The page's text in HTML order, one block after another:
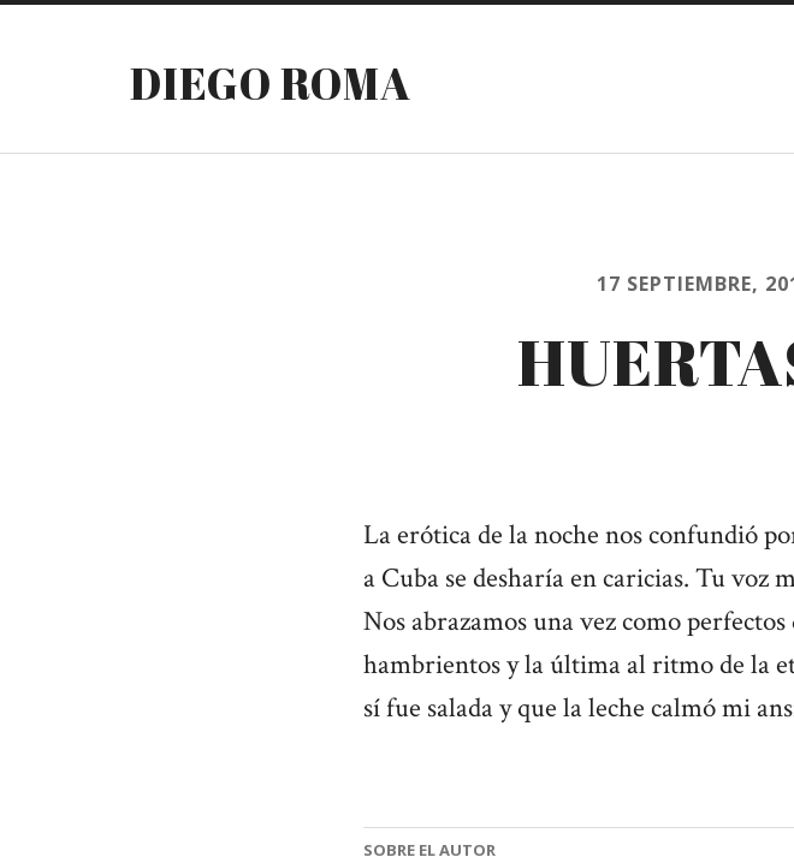
DIEGO ROMA
17 SEPTIEMBRE,
La erótica de la noche nos confundió
a Cuba se desharía en caricias. Tu voz
Nos abrazamos una vez como
hambrientos y la última al ritmo de la
sí fue salada y que la leche calmó mi
SOBRE EL AUTOR